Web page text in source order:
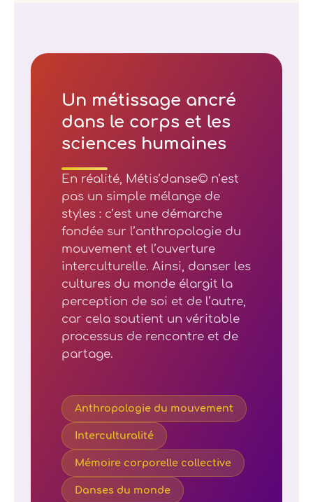
Un métissage ancré
dans le corps et les
sciences humaines
En réalité, Métis’danse© n’est
pas un simple mélange de
styles : c’est une démarche
fondée sur l’anthropologie du
mouvement et l’ouverture
interculturelle. Ainsi, danser les
cultures du monde élargit la
perception de soi et de l’autre,
car cela soutient un véritable
processus de rencontre et de
partage.
Anthropologie du mouvement
Interculturalité
Mémoire corporelle collective
Danses du monde